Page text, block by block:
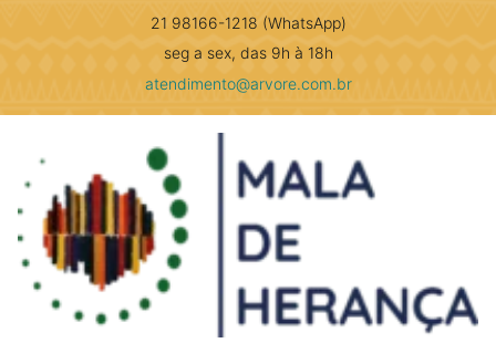
21 98166-1218 (WhatsApp)
seg a sex, das 9h à 18h
atendimento@arvore.com.br